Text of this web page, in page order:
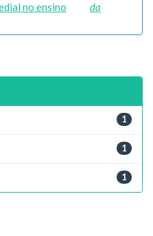
no ensino
da
1
1
1